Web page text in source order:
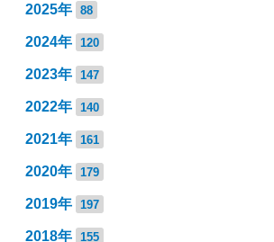
2025年 88
2024年 120
2023年 147
2022年 140
2021年 161
2020年 179
2019年 197
2018年 155